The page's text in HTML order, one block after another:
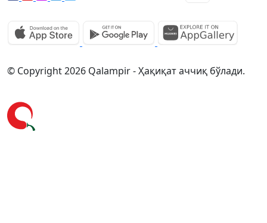
© Copyright 2026 Qalampir - Ҳақиқат аччиқ бўлади.